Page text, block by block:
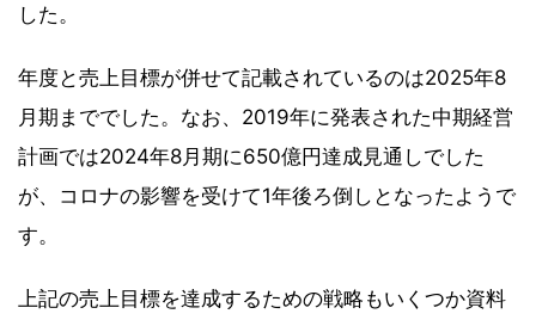
した。
年度と売上目標が併せて記載されているのは2025年8
月期まででした。なお、2019年に発表された中期経営
計画では2024年8月期に650億円達成見通しでした
が、コロナの影響を受けて1年後ろ倒しとなったようで
す。
上記の売上目標を達成するための戦略もいくつか資料